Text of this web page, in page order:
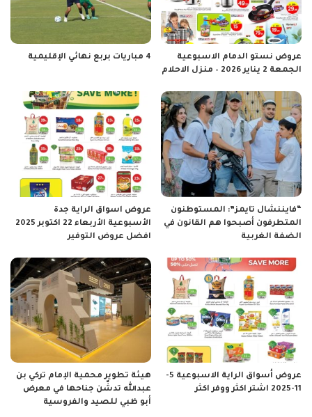
عروض نستو الدمام الاسبوعية
الجمعة 2 يناير 2026 – منزل الاحلام
4 مباريات بربع نهائي الإقليمية
“فايننشال تايمز”: المستوطنون
المتطرفون أصبحوا هم القانون في
الضفة الغربية
عروض اسواق الراية جدة
الأسبوعية الأربعاء 22 اكتوبر 2025
افضل عروض التوفير
عروض أسواق الراية الاسبوعية 5-
11-2025 اشتر اكثر ووفر اكثر
هيئة تطوير محمية الإمام تركي بن
عبدالله تدشّن جناحها في معرض
أبو ظبي للصيد والفروسية